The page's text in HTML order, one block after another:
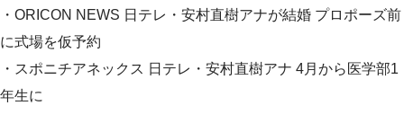
・ORICON NEWS 日テレ・安村直樹アナが結婚 プロポーズ前
に式場を仮予約
・スポニチアネックス 日テレ・安村直樹アナ 4月から医学部1
年生に